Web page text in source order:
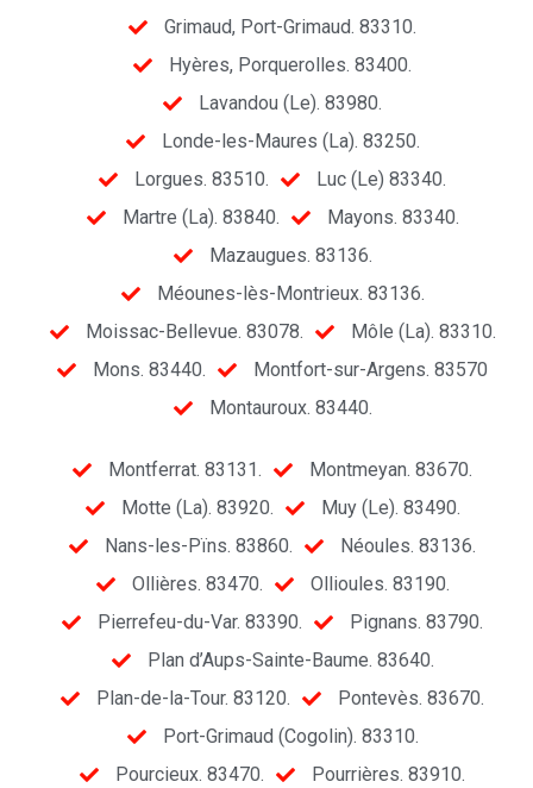
Grimaud, Port-Grimaud. 83310.
Hyères, Porquerolles. 83400.
Lavandou (Le). 83980.
Londe-les-Maures (La). 83250.
Lorgues. 83510.
Luc (Le) 83340.
Martre (La). 83840.
Mayons. 83340.
Mazaugues. 83136.
Méounes-lès-Montrieux. 83136.
Moissac-Bellevue. 83078.
Môle (La). 83310.
Mons. 83440.
Montfort-sur-Argens. 83570
Montauroux. 83440.
Montferrat. 83131.
Montmeyan. 83670.
Motte (La). 83920.
Muy (Le). 83490.
Nans-les-Pïns. 83860.
Néoules. 83136.
Ollières. 83470.
Ollioules. 83190.
Pierrefeu-du-Var. 83390.
Pignans. 83790.
Plan d’Aups-Sainte-Baume. 83640.
Plan-de-la-Tour. 83120.
Pontevès. 83670.
Port-Grimaud (Cogolin). 83310.
Pourcieux. 83470.
Pourrières. 83910.